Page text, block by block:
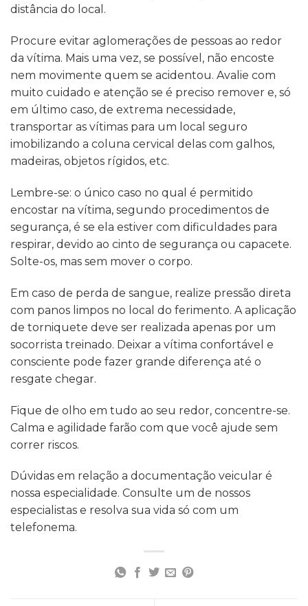
distância do local.
Procure evitar aglomerações de pessoas ao redor
da vítima. Mais uma vez, se possível, não encoste
nem movimente quem se acidentou. Avalie com
muito cuidado e atenção se é preciso remover e, só
em último caso, de extrema necessidade,
transportar as vítimas para um local seguro
imobilizando a coluna cervical delas com galhos,
madeiras, objetos rígidos, etc.
Lembre-se: o único caso no qual é permitido
encostar na vítima, segundo procedimentos de
segurança, é se ela estiver com dificuldades para
respirar, devido ao cinto de segurança ou capacete.
Solte-os, mas sem mover o corpo.
Em caso de perda de sangue, realize pressão direta
com panos limpos no local do ferimento. A aplicação
de torniquete deve ser realizada apenas por um
socorrista treinado. Deixar a vítima confortável e
consciente pode fazer grande diferença até o
resgate chegar.
Fique de olho em tudo ao seu redor, concentre-se.
Calma e agilidade farão com que você ajude sem
correr riscos.
Dúvidas em relação a documentação veicular é
nossa especialidade. Consulte um de nossos
especialistas e resolva sua vida só com um
telefonema.